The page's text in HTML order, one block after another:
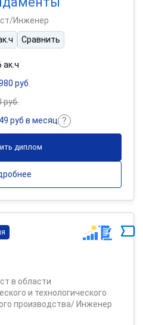
Инженер
Сравнить
ак.ч
руб.
руб.
руб в месяц
диплом
в области
и технологического
производства/ Инженер